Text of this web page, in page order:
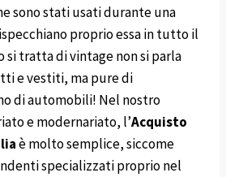
sono stati usati durante una
proprio essa in tutto il
si tratta di vintage non si parla
e vestiti, ma pure di
di automobili! Nel nostro
e modernariato, l’Acquisto
è molto semplice, siccome
specializzati proprio nel